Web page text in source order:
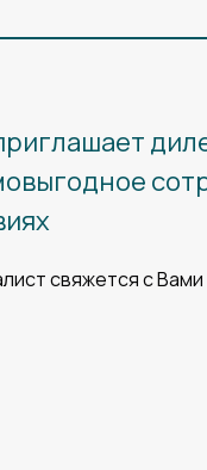
свяжется с Вами